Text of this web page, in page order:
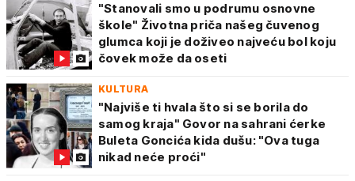
"Stanovali smo u podrumu osnovne
škole" Životna priča našeg čuvenog
glumca koji je doživeo najveću bol koju
čovek može da oseti
KULTURA
"Najviše ti hvala što si se borila do
samog kraja" Govor na sahrani ćerke
Buleta Goncića kida dušu: "Ova tuga
nikad neće proći"